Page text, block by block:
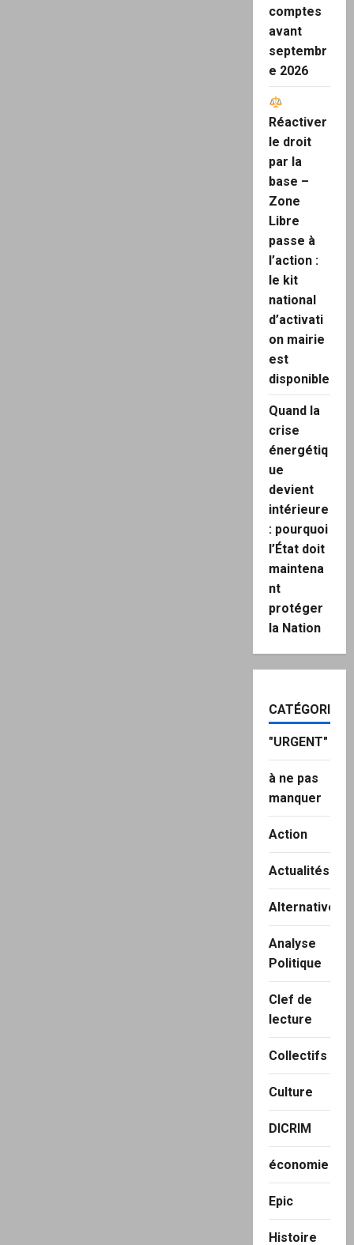
comptes
avant
septembr
e 2026
Réactiver
le droit
par la
base –
Zone
Libre
passe à
l’action :
le kit
national
d’activati
on mairie
est
disponible
Quand la
crise
énergétiq
ue
devient
intérieure
: pourquoi
l’État doit
maintena
nt
protéger
la Nation
CATÉGORIES
"URGENT"
à ne pas
manquer
Action
Actualités
Alternatives
Analyse
Politique
Clef de
lecture
Collectifs
Culture
DICRIM
économie
Epic
Histoire